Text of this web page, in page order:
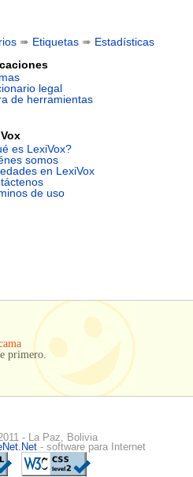
➠ Etiquetas➠ Estadísticas
legal
de herramientas
es LexiVox?
somos
en LexiVox
de uso
primero.
- La Paz, Bolivia
- software para Internet